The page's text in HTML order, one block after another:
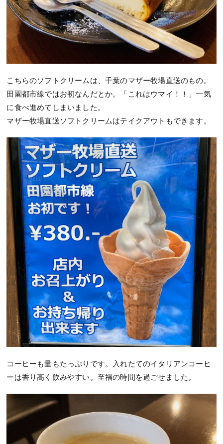
こちらのソフトクリームは、千葉のマザー牧場直送のもの。
田園都市線ではお初なんだとか。「これはウマイ！！」一気
に食べ進めてしまいました。
マザー牧場直送ソフトクリームはテイクアウトもできます。
コーヒーも量もたっぷりです。入れたてのイタリアンコーヒ
ーは香り高く飲みやすい。至福の時間を過ごせました。